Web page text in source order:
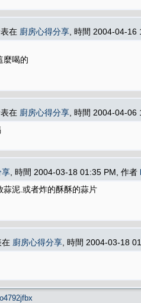
表在 廚房心得分享 , 時間 2004-04-
麼喝的
表在 廚房心得分享 , 時間 2004-04-
享 , 時間 2004-03-18 01:35 PM, 作者
泥.或者炸的酥酥的蒜片
在 廚房心得分享 , 時間 2004-03-18